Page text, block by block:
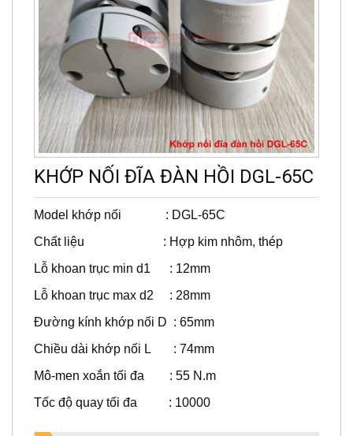
KHỚP NỐI ĐĨA ĐÀN HỒI DGL-65C
Model khớp nối : DGL-65C
Chất liệu : Hợp kim nhôm, thép
Lỗ khoan trục min d1 : 12mm
Lỗ khoan trục max d2 : 28mm
Đường kính khớp nối D : 65mm
Chiều dài khớp nối L : 74mm
Mô-men xoắn tối đa : 55 N.m